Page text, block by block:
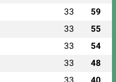
33 59
33 55
33 54
33 48
33 40